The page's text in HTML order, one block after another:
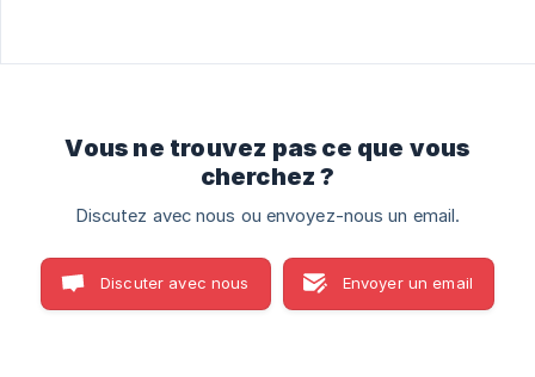
Vous ne trouvez pas ce que vous
cherchez ?
Discutez avec nous ou envoyez-nous un email.
Discuter avec nous Envoyer un email